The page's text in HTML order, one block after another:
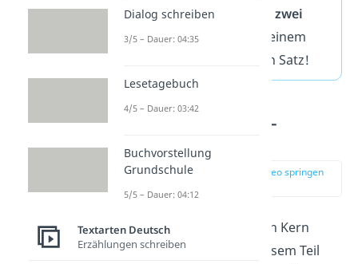
Leser ab. Also: Besser zwei
oder drei Sätze
statt einem
unverständlich langen Satz!
Sachtextanalyse –
Hauptteil
zur Stelle im Video springen
DerHauptteil
bildet den Kern
deines Aufsatzes. In diesem Teil
Dialog schreiben
3/5 – Dauer: 04:35
Lesetagebuch
4/5 – Dauer: 03:42
Buchvorstellung
Grundschule
5/5 – Dauer: 04:12
Textarten Deutsch
Erzählungen schreiben